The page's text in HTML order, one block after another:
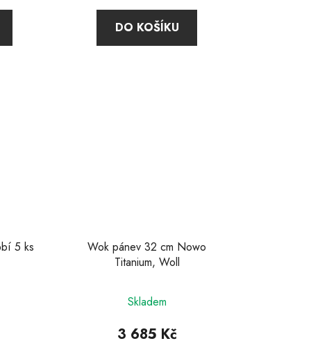
4,6
z
DO KOŠÍKU
5 ks
Wok pánev 32 cm Nowo
Titanium, Woll
hodnocení
produktu
Skladem
3 685 Kč